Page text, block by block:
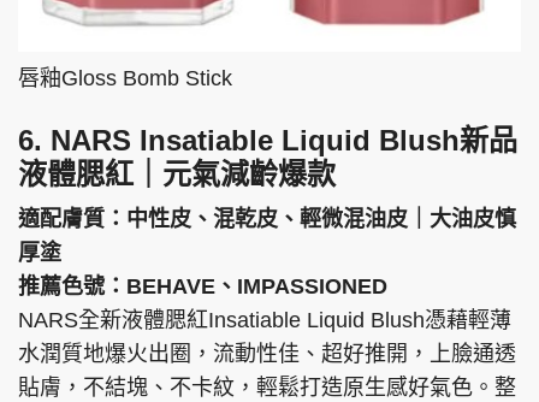
唇釉Gloss Bomb Stick
6. NARS Insatiable Liquid Blush新品
液體腮紅｜元氣減齡爆款
適配膚質：中性皮、混乾皮、輕微混油皮｜大油皮慎
厚塗
推薦色號：BEHAVE、IMPASSIONED
NARS全新液體腮紅Insatiable Liquid Blush憑藉輕薄
水潤質地爆火出圈，流動性佳、超好推開，上臉通透
貼膚，不結塊、不卡紋，輕鬆打造原生感好氣色。整